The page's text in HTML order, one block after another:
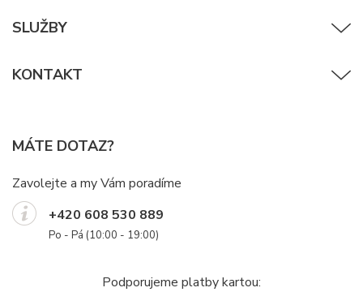
SLUŽBY
KONTAKT
MÁTE DOTAZ?
Zavolejte a my Vám poradíme
+420 608 530 889
Po - Pá (10:00 - 19:00)
Podporujeme platby kartou: